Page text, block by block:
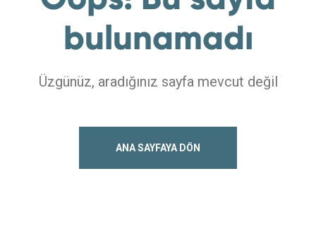
bulunamadı
Üzgünüz, aradığınız sayfa mevcut değil
ANA SAYFAYA DÖN